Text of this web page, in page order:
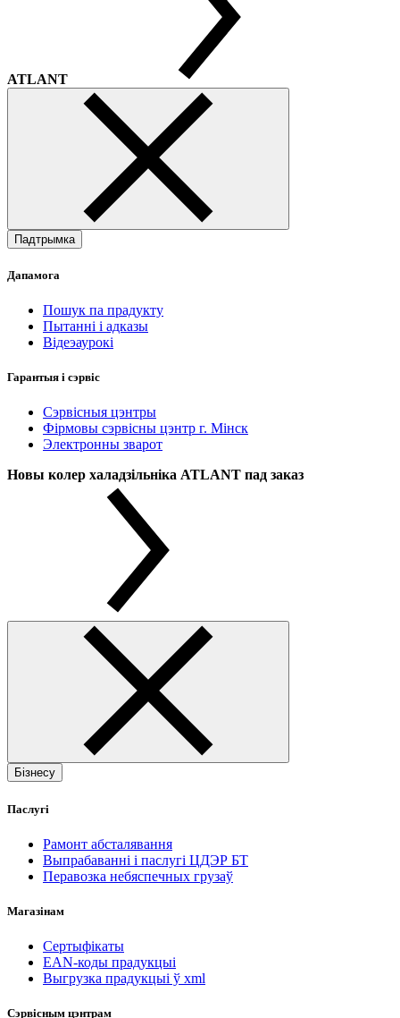
ATLANT
Падтрымка
Дапамога
Пошук па прадукту
Пытанні і адказы
Відеэаурокі
Гарантыя і сэрвіс
Сэрвісныя цэнтры
Фірмовы сэрвісны цэнтр г. Мінск
Электронны зварот
Новы колер халадзільніка ATLANT пад заказ
Бізнесу
Паслугі
Рамонт абсталявання
Выпрабаванні і паслугі ЦДЭР БТ
Перавозка небяспечных грузаў
Магазінам
Сертыфікаты
EAN-коды прадукцыі
Выгрузка прадукцыі ў xml
Сэрвісным цэнтрам